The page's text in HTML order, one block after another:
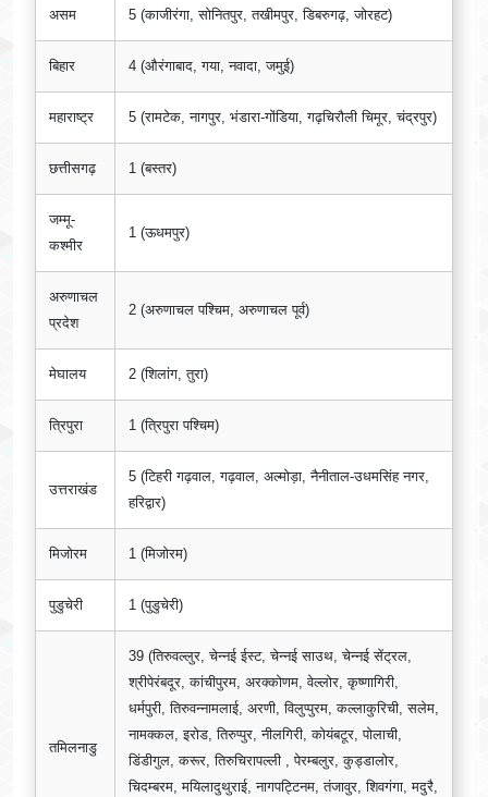
असम 5 (काजीरंगा, सोनितपुर, तखीमपुर, डिबरुगढ़, जोरहट)
बिहार 4 (औरंगाबाद, गया, नवादा, जमुई)
महाराष्ट्र 5 (रामटेक, नागपुर, भंडारा-गोंडिया, गढ़चिरौली चिमूर, चंद्रपुर)
छत्तीसगढ़ 1 (बस्तर)
जम्मू-
कश्मीर
1 (ऊधमपुर)
अरुणाचल
प्रदेश
2 (अरुणाचल पश्चिम, अरुणाचल पूर्व)
मेघालय 2 (शिलांग, तुरा)
त्रिपुरा 1 (त्रिपुरा पश्चिम)
उत्तराखंड
5 (टिहरी गढ़वाल, गढ़वाल, अल्मोड़ा, नैनीताल-उधमसिंह नगर,
हरिद्वार)
मिजोरम 1 (मिजोरम)
पुडुचेरी 1 (पुडुचेरी)
तमिलनाडु
39 (तिरुवल्लुर, चेन्नई ईस्‍ट, चेन्नई साउथ, चेन्नई सेंट्रल,
श्रीपेरंबदूर, कांचीपुरम, अरक्कोणम, वेल्लोर, कृष्णागिरी,
धर्मपुरी, तिरुवन्नामलाई, अरणी, विलुप्पुरम, कल्लाकुरिची, सलेम,
नामक्कल, इरोड, तिरुप्पुर, नीलगिरी, कोयंबटूर, पोलाची,
डिंडीगुल, करूर, तिरुचिरापल्ली , पेरम्बलुर, कुड्डालोर,
चिदम्बरम, मयिलादुथुराई, नागपट्टिनम, तंजावुर, शिवगंगा, मदुरै,